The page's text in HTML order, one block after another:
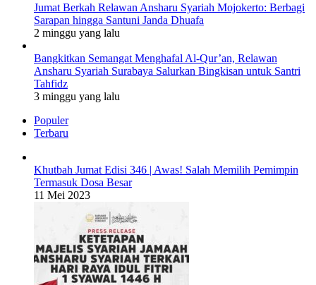
Jumat Berkah Relawan Ansharu Syariah Mojokerto: Berbagi
Sarapan hingga Santuni Janda Dhuafa
2 minggu yang lalu
Bangkitkan Semangat Menghafal Al-Qur’an, Relawan
Ansharu Syariah Surabaya Salurkan Bingkisan untuk Santri
Tahfidz
3 minggu yang lalu
Populer
Terbaru
Khutbah Jumat Edisi 346 | Awas! Salah Memilih Pemimpin
Termasuk Dosa Besar
11 Mei 2023